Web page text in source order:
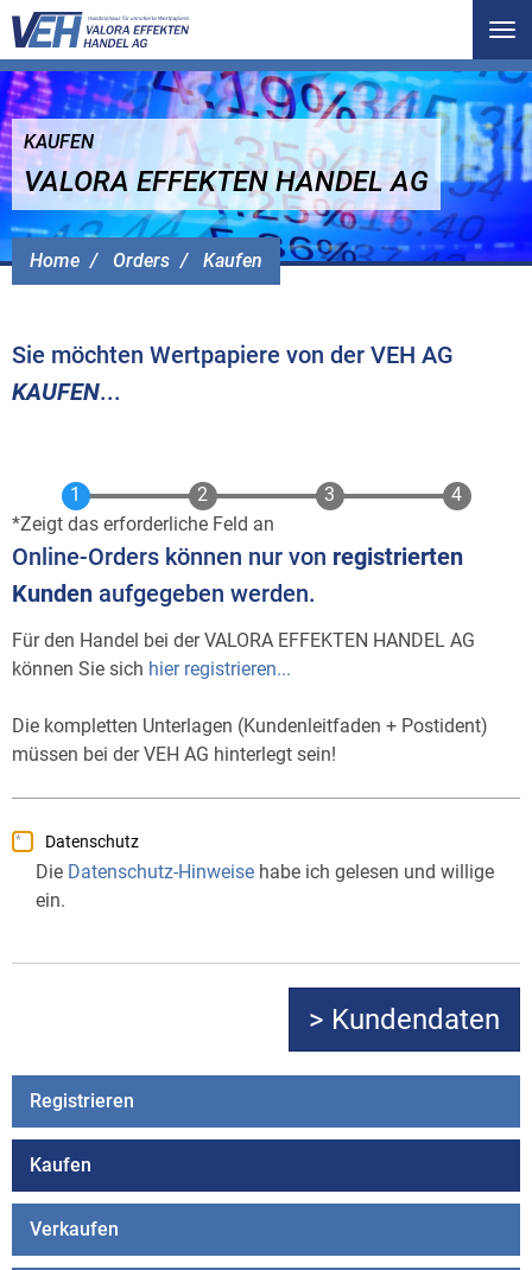
Home Orders Kaufen
KAUFEN
VALORA EFFEKTEN HANDEL AG
Sie möchten Wertpapiere von der VEH AG
KAUFEN...
Zeigt das erforderliche Feld an
Online-Orders können nur von registrierten
Kunden aufgegeben werden.
Für den Handel bei der VALORA EFFEKTEN HANDEL AG
können Sie sich hier registrieren...
Die kompletten Unterlagen (Kundenleitfaden + Postident)
müssen bei der VEH AG hinterlegt sein!
Datenschutz
Die Datenschutz-Hinweise habe ich gelesen und willige
ein.
Registrieren
Kaufen
Verkaufen